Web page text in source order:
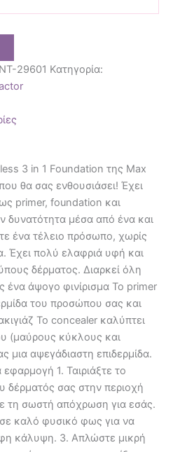
29601 Κατηγορία:
3 in 1 Foundation της Max
θα σας ενθουσιάσει! Έχει
primer, foundation και
δυνατότητα μέσα από ένα και
ένα τέλειο πρόσωπο, χωρίς
Έχει πολύ ελαφριά υφή και
δέρματος. Διαρκεί όλη
ένα άψογο φινίρισμα Το primer
του προσώπου σας και
Το concealer καλύπτει
(μαύρους κύκλους και
μια αψεγάδιαστη επιδερμίδα.
1. Ταιριάξτε το
δέρματός σας στην περιοχή
τη σωστή απόχρωση για εσάς.
καλό φυσικό φως για να
κάλυψη. 3. Απλώστε μικρή